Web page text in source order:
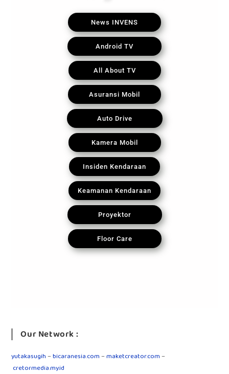
News INVENS
Android TV
All About TV
Asuransi Mobil
Auto Drive
Kamera Mobil
Insiden Kendaraan
Keamanan Kendaraan
Proyektor
Floor Care
Our Network :
yutakasugih–bicaranesia.com–maketcreator.com–
cretormedia.my.id